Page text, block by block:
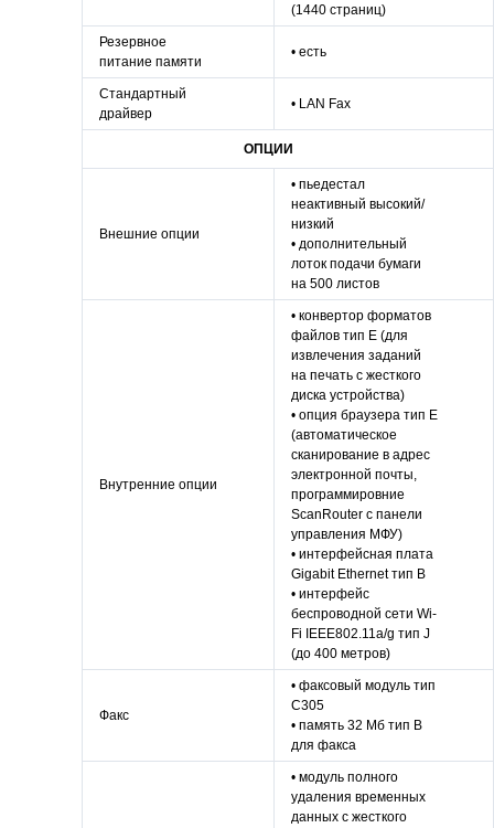
(1440 страниц)
Резервное
питание памяти
• есть
Стандартный
драйвер
• LAN Fax
ОПЦИИ
Внешние опции
• пьедестал
неактивный высокий/
низкий
• дополнительный
лоток подачи бумаги
на 500 листов
Внутренние опции
• конвертор форматов
файлов тип E (для
извлечения заданий
на печать с жесткого
диска устройства)
• опция браузера тип E
(автоматическое
сканирование в адрес
электронной почты,
программировние
ScanRouter с панели
управления МФУ)
• интерфейсная плата
Gigabit Ethernet тип B
• интерфейс
беспроводной сети Wi-
Fi IEEE802.11a/g тип J
(до 400 метров)
Факс
• факсовый модуль тип
C305
• память 32 Мб тип B
для факса
• модуль полного
удаления временных
данных с жесткого